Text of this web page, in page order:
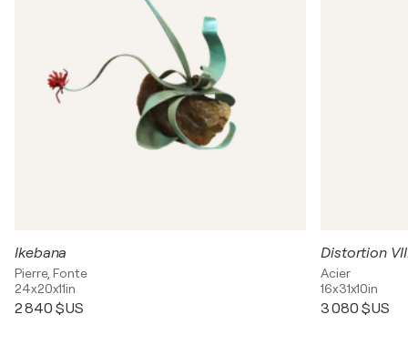
Ikebana
Pierre, Fonte
24x20x11in
2 840 $US
Distortion
Acier
16x31x10in
3 080 $US